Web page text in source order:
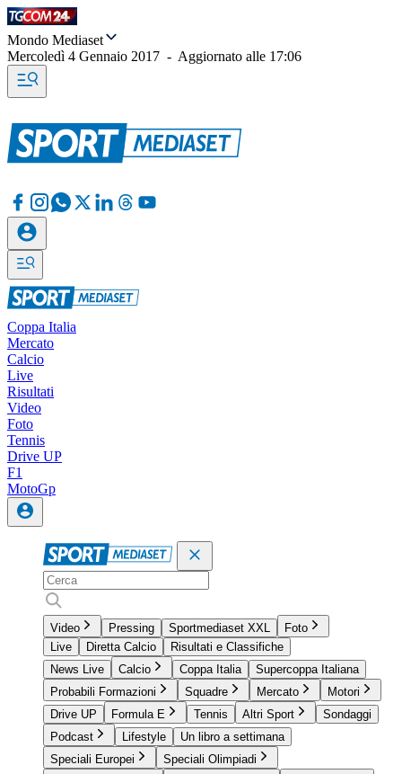
Mondo Mediaset
Mercoledì 4 Gennaio 2017 - Aggiornato alle 17:06
Coppa Italia
Mercato
Calcio
Live
Risultati
Video
Foto
Tennis
Drive UP
F1
MotoGp
Video Pressing Sportmediaset XXL
Foto
Live
Diretta Calcio
Risultati e Classifiche
News Live
Calcio Coppa Italia
Supercoppa Italiana
Probabili Formazioni
Squadre Mercato
Motori
Drive UP
Formula E Tennis Altri Sport
Sondaggi
Podcast
Lifestyle
Un libro a settimana
Speciali Europei
Speciali Olimpiadi